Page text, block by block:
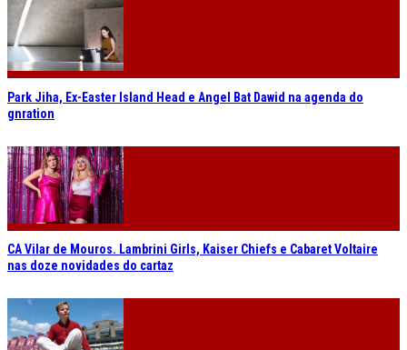
Park Jiha, Ex-Easter Island Head e Angel Bat Dawid na agenda do
gnration
CA Vilar de Mouros. Lambrini Girls, Kaiser Chiefs e Cabaret Voltaire
nas doze novidades do cartaz